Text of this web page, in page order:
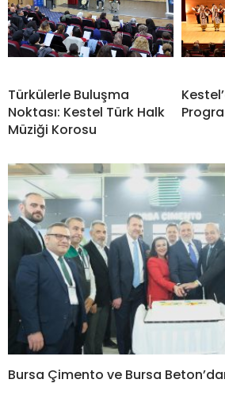
Türkülerle Buluşma
Noktası: Kestel Türk Halk
Müziği Korosu
Bursa Çimento ve Bursa